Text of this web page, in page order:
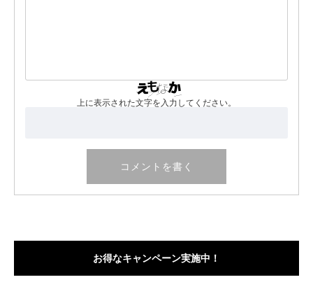
上に表示された文字を入力してください。
お得なキャンペーン実施中！